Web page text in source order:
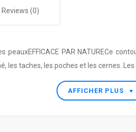
Reviews (0)
peauxEFFICACE PAR NATURECe
les taches, les poches et les cernes.
AFFICHER PLUS ▼